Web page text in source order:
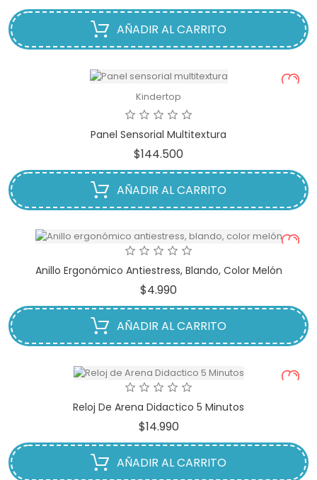
AÑADIR AL CARRITO
Kindertop
Panel Sensorial Multitextura
$144.500
AÑADIR AL CARRITO
Anillo Ergonómico Antiestress, Blando, Color Melón
$4.990
AÑADIR AL CARRITO
Reloj De Arena Didactico 5 Minutos
$14.990Precio
AÑADIR AL CARRITO